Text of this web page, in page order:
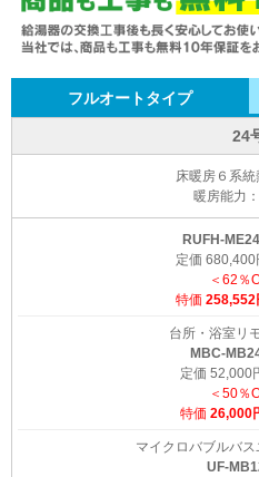
フルオートタイプ
24
床暖房６系
暖房能力
RUFH-
定価 680,400
＜62％
特価 258,552
台所・浴室リ
MBC-
定価 52,000
＜50％
特価 26,000
マイクロバブルバ
UF-